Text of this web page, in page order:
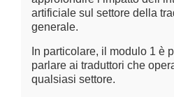
artificiale sul settore della
generale.
In particolare, il modulo 1 è
parlare ai traduttori che
qualsiasi settore.